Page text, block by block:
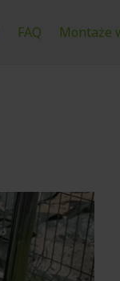
FAQ Montaże